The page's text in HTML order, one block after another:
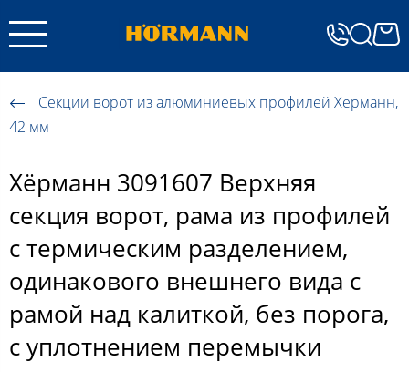
Секции ворот из алюминиевых профилей Хёрманн,
42 мм
Хёрманн 3091607 Верхняя
секция ворот, рама из профилей
с термическим разделением,
одинакового внешнего вида с
рамой над калиткой, без порога,
с уплотнением перемычки